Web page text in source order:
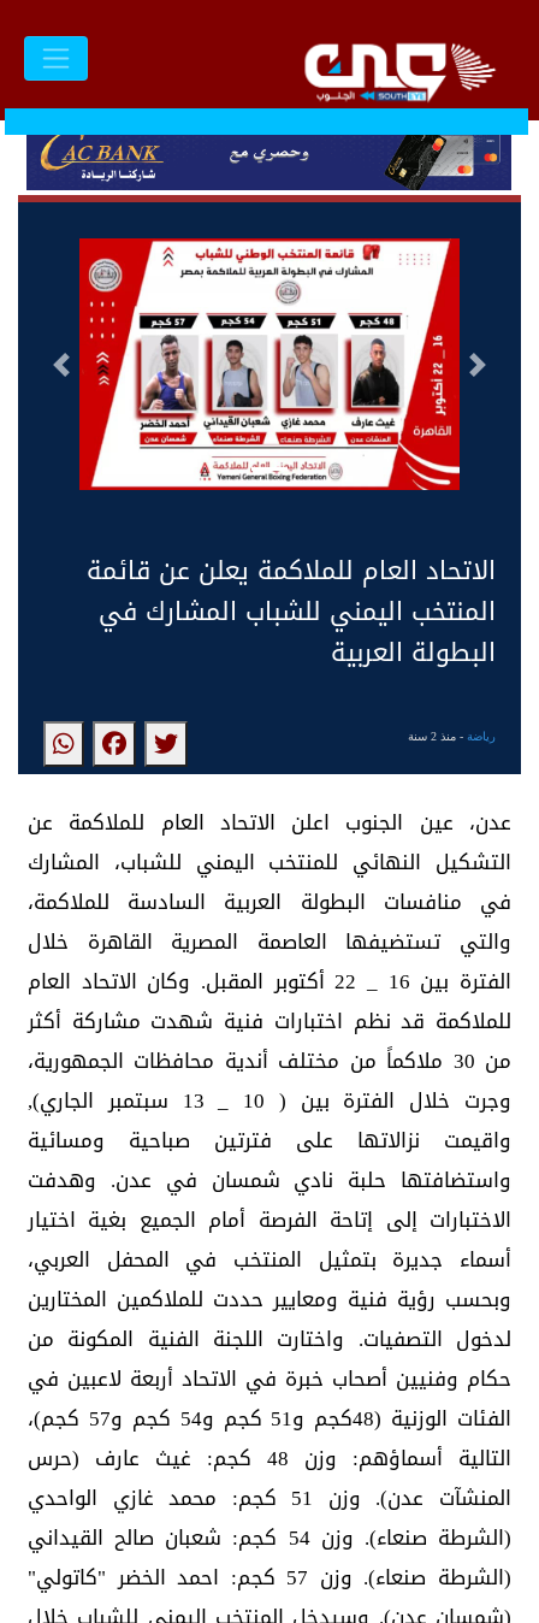
التالى السابق
الاتحاد العام للملاكمة يعلن عن قائمة
المنتخب اليمني للشباب المشارك في
البطولة العربية
رياضة- منذ 2 سنة
عدن، عين الجنوب اعلن الاتحاد العام للملاكمة عن
التشكيل النهائي للمنتخب اليمني للشباب، المشارك
في منافسات البطولة العربية السادسة للملاكمة،
والتي تستضيفها العاصمة المصرية القاهرة خلال
الفترة بين 16 _ 22 أكتوبر المقبل. وكان الاتحاد العام
للملاكمة قد نظم اختبارات فنية شهدت مشاركة أكثر
من 30 ملاكماً من مختلف أندية محافظات الجمهورية،
وجرت خلال الفترة بين ( 10 _ 13 سبتمبر الجاري),
واقيمت نزالاتها على فترتين صباحية ومسائية
واستضافتها حلبة نادي شمسان في عدن. وهدفت
الاختبارات إلى إتاحة الفرصة أمام الجميع بغية اختيار
أسماء جديرة بتمثيل المنتخب في المحفل العربي،
وبحسب رؤية فنية ومعايير حددت للملاكمين المختارين
لدخول التصفيات. واختارت اللجنة الفنية المكونة من
حكام وفنيين أصحاب خبرة في الاتحاد أربعة لاعبين في
الفئات الوزنية (48كجم و51 كجم و54 كجم و57 كجم)،
التالية أسماؤهم: وزن 48 كجم: غيث عارف (حرس
المنشآت عدن). وزن 51 كجم: محمد غازي الواحدي
(الشرطة صنعاء). وزن 54 كجم: شعبان صالح القيداني
(الشرطة صنعاء). وزن 57 كجم: احمد الخضر "كاتولي"